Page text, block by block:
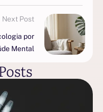
Next Post
por
Mental